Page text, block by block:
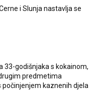
i Slunja nastavlja se
33-godišnjaka s kokainom,
predmetima
počinjenjem kaznenih djela